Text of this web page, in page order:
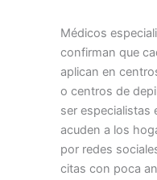
Médicos
confirman que
aplican en
o centros de
ser especialistas
acuden a los
por redes
citas con poca